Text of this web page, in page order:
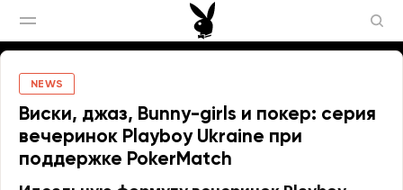
NEWS
Виски, джаз, Bunny-girls и покер: серия
вечеринок Playboy Ukraine при
поддержке PokerMatch